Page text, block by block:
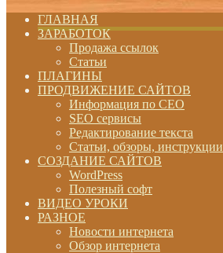
ГЛАВНАЯ
ЗАРАБОТОК
Продажа ссылок
Статьи
ПЛАГИНЫ
ПРОДВИЖЕНИЕ САЙТОВ
Информация по СЕО
SEO сервисы
Редактирование текста
Статьи, обзоры, инструкции
СОЗДАНИЕ САЙТОВ
WordPress
Полезный софт
ВИДЕО УРОКИ
РАЗНОЕ
Новости интернета
Обзор интернета